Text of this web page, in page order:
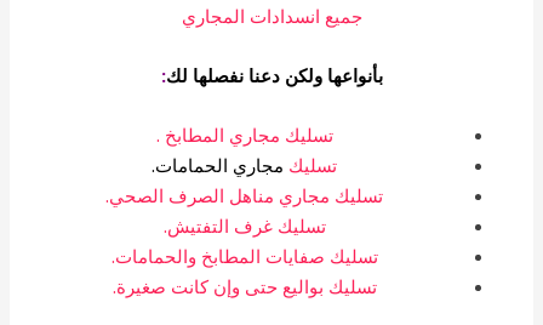
جميع انسدادات المجاري
بأنواعها ولكن دعنا نفصلها لك:
تسليك مجاري المطابخ .
تسليكمجاري الحمامات.
تسليك مجاري مناهل الصرف الصحي.
تسليك غرف التفتيش.
تسليك صفايات المطابخ والحمامات.
تسليك بواليع حتى وإن كانت صغيرة.